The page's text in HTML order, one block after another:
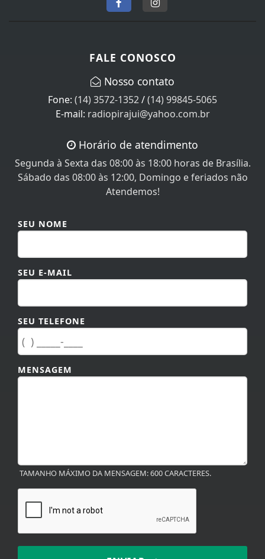
(14) 3572-1352/(14) 99845-5065
E-mail:radiopirajui@yahoo.com.br
Segunda à Sexta das 08:00 às 18:00 horas de Brasília.
Sábado das 08:00 às 12:00, Domingo e feriados não
Atendemos!
SEU E-MAIL
SEU TELEFONE
MENSAGEM
ENVIAR